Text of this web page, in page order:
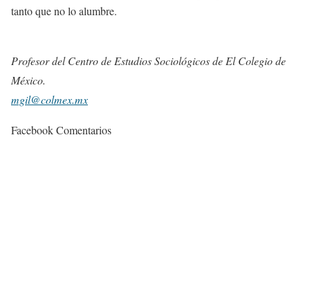
tanto que no lo alumbre.
Profesor del Centro de Estudios Sociológicos de El Colegio de
México.
mgil@colmex.mx
Facebook Comentarios